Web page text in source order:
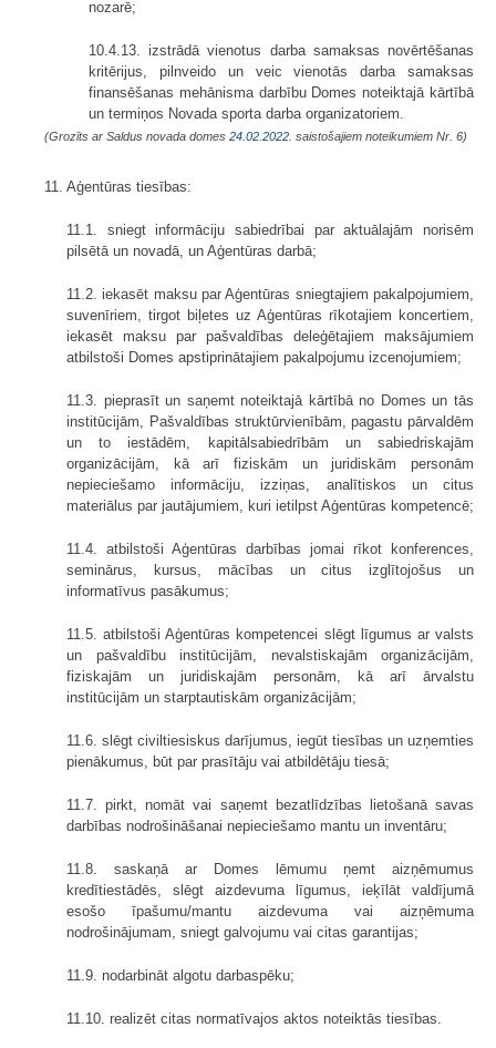
nozarē;
10.4.13. izstrādā vienotus darba samaksas novērtēšanas
kritērijus, pilnveido un veic vienotās darba samaksas
finansēšanas mehānisma darbību Domes noteiktajā kārtībā
un termiņos Novada sporta darba organizatoriem.
(Grozīts ar Saldus novada domes 24.02.2022. saistošajiem noteikumiem Nr. 6)
11. Aģentūras tiesības:
11.1. sniegt informāciju sabiedrībai par aktuālajām norisēm
pilsētā un novadā, un Aģentūras darbā;
11.2. iekasēt maksu par Aģentūras sniegtajiem pakalpojumiem,
suvenīriem, tirgot biļetes uz Aģentūras rīkotajiem koncertiem,
iekasēt maksu par pašvaldības deleģētajiem maksājumiem
atbilstoši Domes apstiprinātajiem pakalpojumu izcenojumiem;
11.3. pieprasīt un saņemt noteiktajā kārtībā no Domes un tās
institūcijām, Pašvaldības struktūrvienībām, pagastu pārvaldēm
un to iestādēm, kapitālsabiedrībām un sabiedriskajām
organizācijām, kā arī fiziskām un juridiskām personām
nepieciešamo informāciju, izziņas, analītiskos un citus
materiālus par jautājumiem, kuri ietilpst Aģentūras kompetencē;
11.4. atbilstoši Aģentūras darbības jomai rīkot konferences,
seminārus, kursus, mācības un citus izglītojošus un
informatīvus pasākumus;
11.5. atbilstoši Aģentūras kompetencei slēgt līgumus ar valsts
un pašvaldību institūcijām, nevalstiskajām organizācijām,
fiziskajām un juridiskajām personām, kā arī ārvalstu
institūcijām un starptautiskām organizācijām;
11.6. slēgt civiltiesiskus darījumus, iegūt tiesības un uzņemties
pienākumus, būt par prasītāju vai atbildētāju tiesā;
11.7. pirkt, nomāt vai saņemt bezatlīdzības lietošanā savas
darbības nodrošināšanai nepieciešamo mantu un inventāru;
11.8. saskaņā ar Domes lēmumu ņemt aizņēmumus
kredītiestādēs, slēgt aizdevuma līgumus, ieķīlāt valdījumā
esošo īpašumu/mantu aizdevuma vai aizņēmuma
nodrošinājumam, sniegt galvojumu vai citas garantijas;
11.9. nodarbināt algotu darbaspēku;
11.10. realizēt citas normatīvajos aktos noteiktās tiesības.